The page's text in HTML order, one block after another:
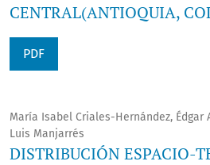
CENTRAL(ANTIOQUIA,
PDF
María Isabel Criales-Hernández, Édgar
Luis Manjarrés
DISTRIBUCIÓN ESPACIO-